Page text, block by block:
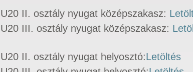
U20 II. osztály nyugat középszakasz:
U20 III. osztály nyugat középszakasz:
U20 II. osztály nyugat helyosztó:Letöltés